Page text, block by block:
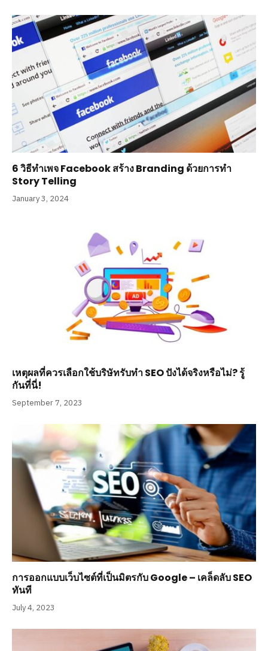
6 วิธีทำเพจ Facebook สร้าง Branding ด้วยการทำ
Story Telling
January 3, 2024
เหตุผลที่ควรเลือกใช้บริษัทรับทำ SEO ปังได้จริงหรือไม่? รู้
กันที่นี่!
September 7, 2023
การออกแบบเว็บไซต์ที่เป็นมิตรกับ Google – เคล็ดลับ SEO
ทันที
July 4, 2023